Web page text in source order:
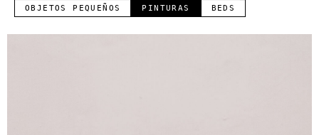
OBJETOS PEQUEÑOS
PINTURAS BEDS